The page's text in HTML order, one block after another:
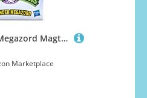
Figur Thunder Megazord Magthy Morphin Power Rangers 15 cm
Marketplace